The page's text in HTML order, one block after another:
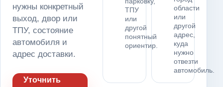
нужны конкретный
выход, двор или
ТПУ, состояние
автомобиля и
адрес доставки.
Уточнить
ТПУ
или
другой
понятный
ориентир.
области
или
другой
адрес,
куда
нужно
отвезти
автомобиль.